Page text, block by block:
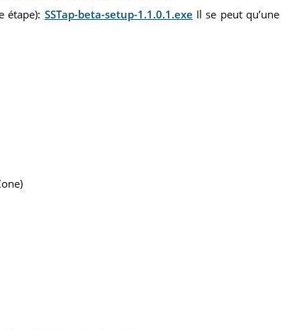
étape): SSTap-beta-setup-1.1.0.1.exe Il se peut qu’une